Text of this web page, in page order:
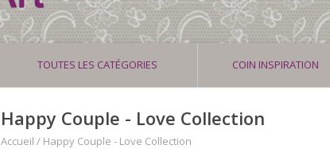
TOUTES LES CATÉGORIES COIN INSPIRATION
Happy Couple - Love Collection
Accueil / Happy Couple - Love Collection